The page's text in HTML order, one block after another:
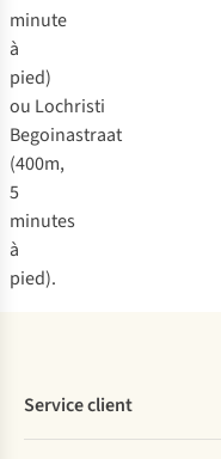
minute
à
pied)
ou Lochristi
Begoinastraat
(400m,
5
minutes
à
pied).
Service client